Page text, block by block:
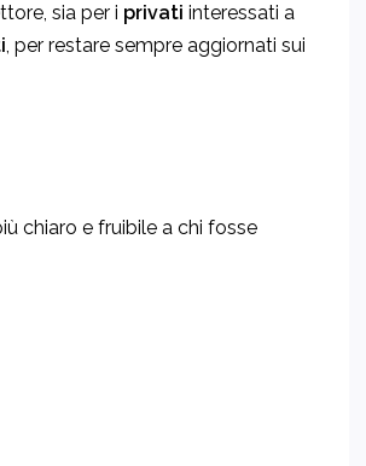
sia per i privati interessati a
, per restare sempre aggiornati sui
chiaro e fruibile a chi fosse